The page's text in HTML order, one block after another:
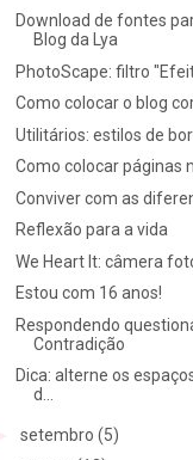
Download de fontes
Blog da Lya
PhotoScape: filtro
Como colocar o blog
Utilitários: estilos de
Como colocar páginas
Conviver com as
Reflexão para a vida
We Heart It: câmera
Estou com 16 anos!
Respondendo
Contradição
Dica: alterne os
d...
setembro (5)